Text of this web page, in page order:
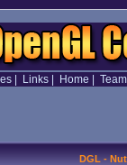
| Links| Home Team
DGL -